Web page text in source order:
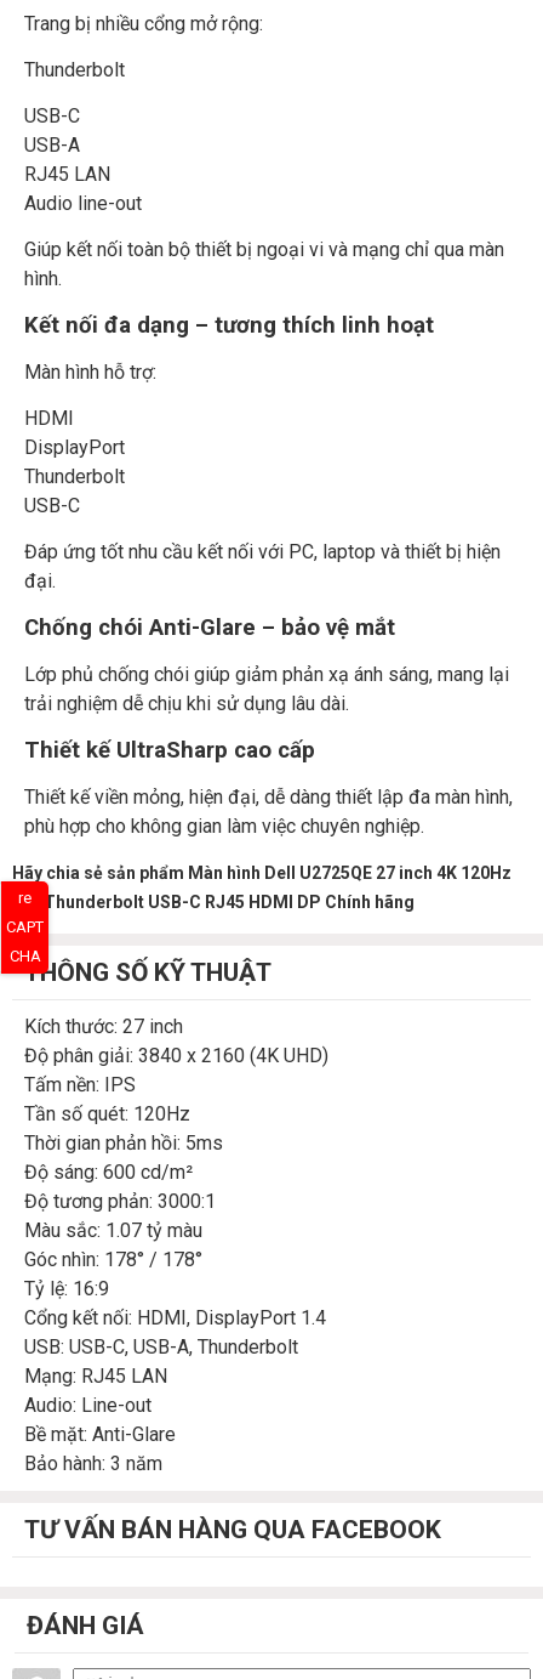
Trang bị nhiều cổng mở rộng:
Thunderbolt
USB-C
USB-A
RJ45 LAN
Audio line-out
Giúp kết nối toàn bộ thiết bị ngoại vi và mạng chỉ qua màn
hình.
Kết nối đa dạng – tương thích linh hoạt
Màn hình hỗ trợ:
HDMI
DisplayPort
Thunderbolt
USB-C
Đáp ứng tốt nhu cầu kết nối với PC, laptop và thiết bị hiện
đại.
Chống chói Anti-Glare – bảo vệ mắt
Lớp phủ chống chói giúp giảm phản xạ ánh sáng, mang lại
trải nghiệm dễ chịu khi sử dụng lâu dài.
Thiết kế UltraSharp cao cấp
Thiết kế viền mỏng, hiện đại, dễ dàng thiết lập đa màn hình,
phù hợp cho không gian làm việc chuyên nghiệp.
Hãy chia sẻ sản phẩm Màn hình Dell U2725QE 27 inch 4K 120Hz
IPS Thunderbolt USB-C RJ45 HDMI DP Chính hãng
THÔNG SỐ KỸ THUẬT
Kích thước: 27 inch
Độ phân giải: 3840 x 2160 (4K UHD)
Tấm nền: IPS
Tần số quét: 120Hz
Thời gian phản hồi: 5ms
Độ sáng: 600 cd/m²
Độ tương phản: 3000:1
Màu sắc: 1.07 tỷ màu
Góc nhìn: 178° / 178°
Tỷ lệ: 16:9
Cổng kết nối: HDMI, DisplayPort 1.4
USB: USB-C, USB-A, Thunderbolt
Mạng: RJ45 LAN
Audio: Line-out
Bề mặt: Anti-Glare
Bảo hành: 3 năm
TƯ VẤN BÁN HÀNG QUA FACEBOOK
ĐÁNH GIÁ
re
CAPT
CHA